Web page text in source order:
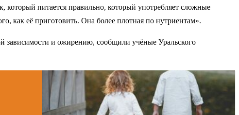
который питается правильно, который употребляет сложные
как её приготовить. Она более плотная по нутриентам».
зависимости и ожирению, сообщили учёные Уральского